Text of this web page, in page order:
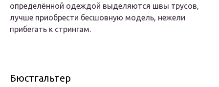
определённой одеждой выделяются швы трусов,
лучше приобрести бесшовную модель, нежели
прибегать к стрингам.
Бюстгальтер